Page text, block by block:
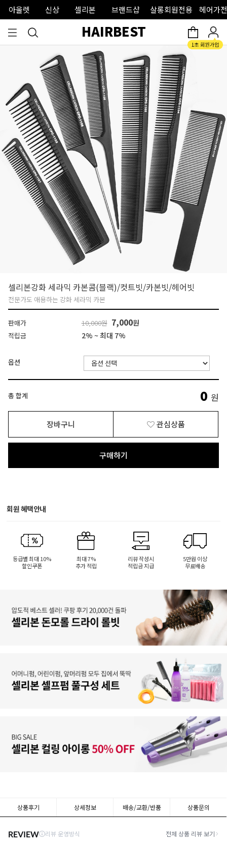
아울렛 신상 셀리본 브랜드샵 살롱회원전용 헤어가
HAIRBEST
셀리본강화 세라믹 카본콤(블랙)/컷트빗/카본빗/헤어빗
전문가도 애용하는 강화 세라믹 카본
판매가 10,000원 7,000원
적립금 2% ~ 최대 7%
옵션
총 합계 0 원
장바구니 관심상품
구매하기
회원 혜택안내
등급별 최대 10%
할인쿠폰
최대 7%
추가 적립
리뷰 작성시
적립금 지급
5만원 이상
무료배송
상품후기 상세정보 배송/교환/반품 상품문의